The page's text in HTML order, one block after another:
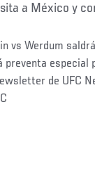
a México y
vs Werdum
preventa especial
de UFC